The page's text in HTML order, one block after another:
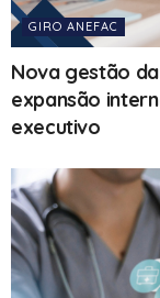
GIRO ANEFAC
Nova gestão
expansão
executivo